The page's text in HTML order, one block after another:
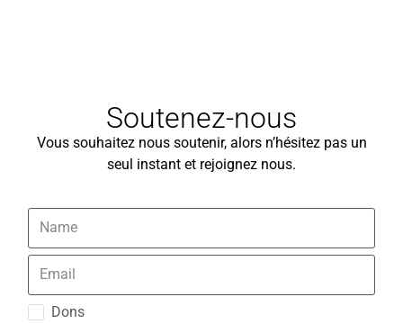
Soutenez-nous
Vous souhaitez nous soutenir, alors n’hésitez pas un
seul instant et rejoignez nous.
Dons